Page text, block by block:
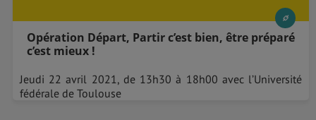
Opération Départ, Partir c’est bien, être préparé
c’est mieux !
Jeudi 22 avril 2021, de 13h30 à 18h00 avec l’Université
fédérale de Toulouse